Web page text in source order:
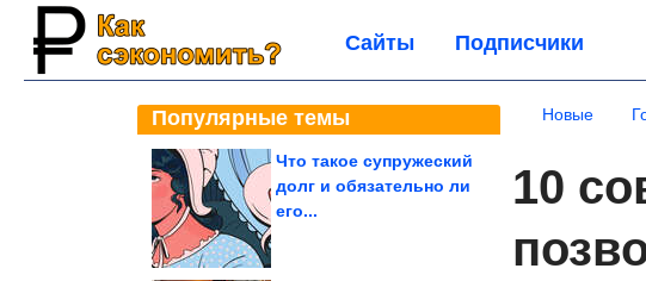
Сайты Подписчики
Популярные темы
Что такое супружеский
долг и обязательно ли
его...
Новые
10